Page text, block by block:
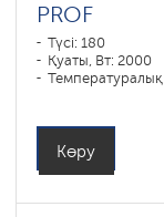
PROF
Түсі: 180
Қуаты, Вт: 2000
Көру